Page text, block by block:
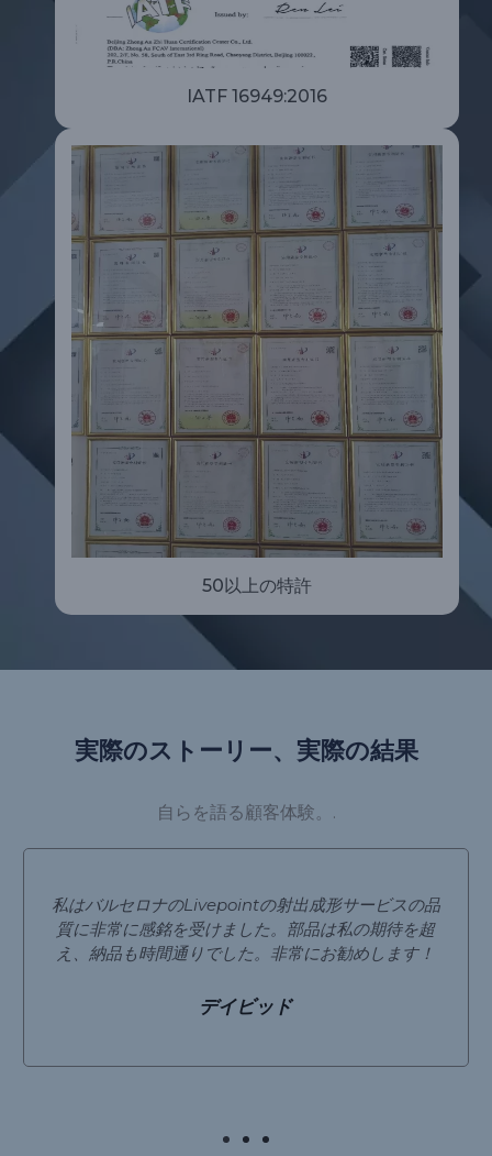
IATF 16949:2016
50以上の特許
実際のストーリー、実際の結果
自らを語る顧客体験。.
私はバルセロナのLivepointの射出成形サービスの品
質に非常に感銘を受けました。部品は私の期待を超
え、納品も時間通りでした。非常にお勧めします！
デイビッド